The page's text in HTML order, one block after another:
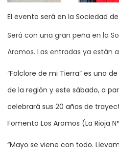
El evento será en la Sociedad
Será con una gran peña en la
Aromos. Las entradas ya están
“Folclore de mi Tierra” es uno
de la región y este sábado, a
celebrará sus 20 años de
Fomento Los Aromos (La Rioja
“Mayo se viene con todo.